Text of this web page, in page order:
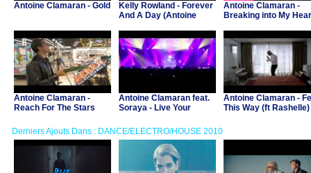
Antoine Clamaran - Gold
Kelly Rowland - Forever
And A Day (Antoine
Antoine Clamaran -
Breaking into My
Antoine Clamaran -
Reach For The Stars
Antoine Clamaran feat.
Soraya - Live Your
Antoine Clamaran -
This Way (ft Rashelle)
Derniers Ajouts Dans : DANCE/ELECTRO/HOUSE 2010